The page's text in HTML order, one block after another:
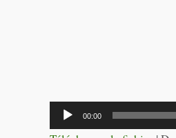
Lecteur
audio
00:00